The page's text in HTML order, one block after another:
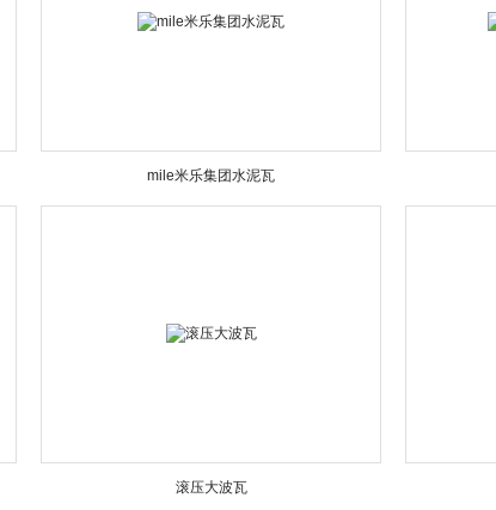
mile米乐集团水泥瓦
滚压大波瓦